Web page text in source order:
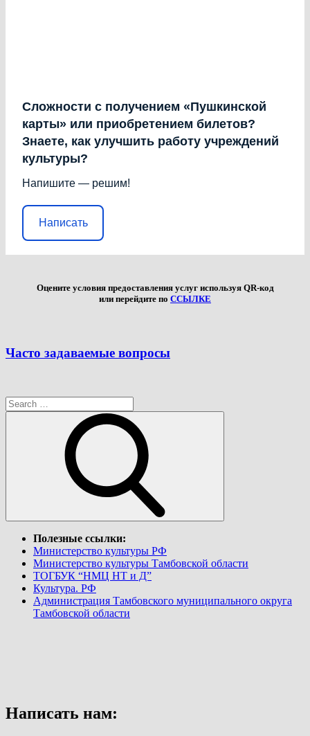
Сложности с получением «Пушкинской
карты» или приобретением билетов?
Знаете, как улучшить работу учреждений
культуры?
Напишите — решим!
Написать
Оцените условия предоставления услуг используя QR-код
или перейдите по ССЫЛКЕ
Часто задаваемые вопросы
Search
for:
Полезные ссылки:
Министерство культуры РФ
Министерство культуры Тамбовской области
ТОГБУК “НМЦ НТ и Д”
Культура. РФ
Администрация Тамбовского муниципального округа
Тамбовской области
Написать нам: